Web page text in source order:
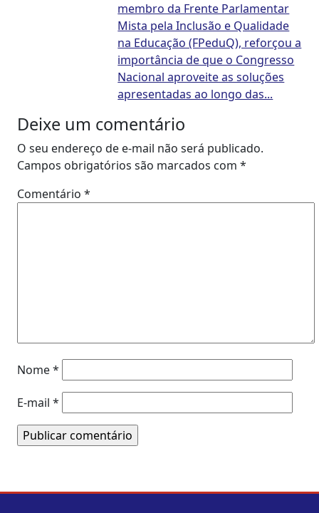
membro da Frente Parlamentar
Mista pela Inclusão e Qualidade
na Educação (FPeduQ), reforçou a
importância de que o Congresso
Nacional aproveite as soluções
apresentadas ao longo das...
Deixe um comentário
O seu endereço de e-mail não será publicado.
Campos obrigatórios são marcados com *
Comentário *
Nome*
E-mail *